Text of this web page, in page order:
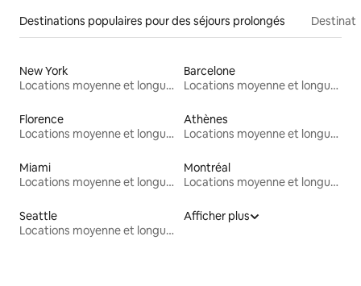
Destinations populaires pour des séjours prolongés
New York
Locations moyenne et longue durée
Barcelone
Locations moyenne et longue durée
Florence
Locations moyenne et longue durée
Athènes
Locations moyenne et longue durée
Miami
Locations moyenne et longue durée
Montréal
Locations moyenne et longue durée
Seattle
Locations moyenne et longue durée
Afficher plus